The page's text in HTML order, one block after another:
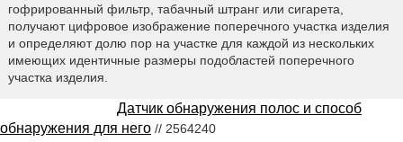
гофрированный фильтр, табачный штранг или сигарета,
получают цифровое изображение поперечного участка изделия
и определяют долю пор на участке для каждой из нескольких
имеющих идентичные размеры подобластей поперечного
участка изделия.
Датчик обнаружения полос и способ
обнаружения для него // 2564240